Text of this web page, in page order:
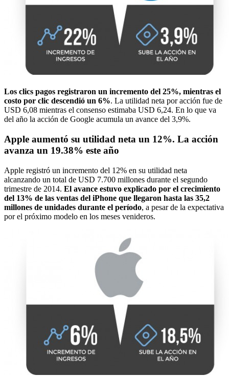
Los clics pagos registraron un incremento del 25%, mientras el
costo por clic descendió un 6%. La utilidad neta por acción fue de
USD 6,08 mientras el consenso estimaba USD 6,24. En lo que va
del año la acción de Google acumula un avance del 3,9%.
Apple aumentó su utilidad neta un 12%. La acción
avanza un 19.38% este año
Apple registró un incremento del 12% en su utilidad neta
alcanzando un total de USD 7.700 millones durante el segundo
trimestre de 2014. El avance estuvo explicado por el crecimiento
del 13% de las ventas del iPhone que llegaron hasta las 35,2
millones de unidades durante el período, a pesar de la expectativa
por el próximo modelo en los meses venideros.